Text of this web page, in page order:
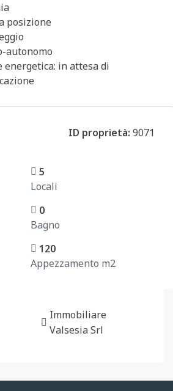
posizione
autonomo
energetica: in attesa di
ID proprietà: 9071
5
Locali
0
Bagno
120
Appezzamento m2
Immobiliare
Valsesia Srl